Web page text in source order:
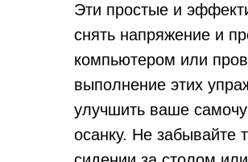
Эти простые и
снять напряжение и
компьютером или
выполнение этих
улучшить ваше
осанку. Не забывайте